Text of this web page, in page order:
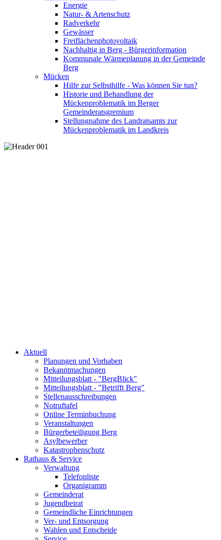
Energie
Natur- & Artenschutz
Radverkehr
Gewässer
Freiflächenphotovoltaik
Nachhaltig in Berg - Bürgerinformation
Kommunale Wärmeplanung in der Gemeinde
Berg
Mücken
Hilfe zur Selbsthilfe - Was können Sie tun?
Historie und Behandlung der
Mückenproblematik im Berger
Gemeinderatsgremium
Stellungnahme des Landratsamts zur
Mückenproblematik im Landkreis
Aktuell
Planungen und Vorhaben
Bekanntmachungen
Mitteilungsblatt - "BergBlick"
Mitteilungsblatt - "Betrifft Berg"
Stellenausschreibungen
Notruftafel
Online Terminbuchung
Veranstaltungen
Bürgerbeteiligung Berg
Asylbewerber
Katastrophenschutz
Rathaus & Service
Verwaltung
Telefonliste
Organigramm
Gemeinderat
Jugendbeirat
Gemeindliche Einrichtungen
Ver- und Entsorgung
Wahlen und Entscheide